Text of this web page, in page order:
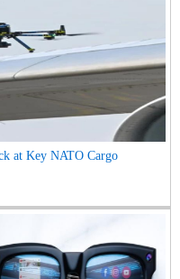
at Key NATO Cargo